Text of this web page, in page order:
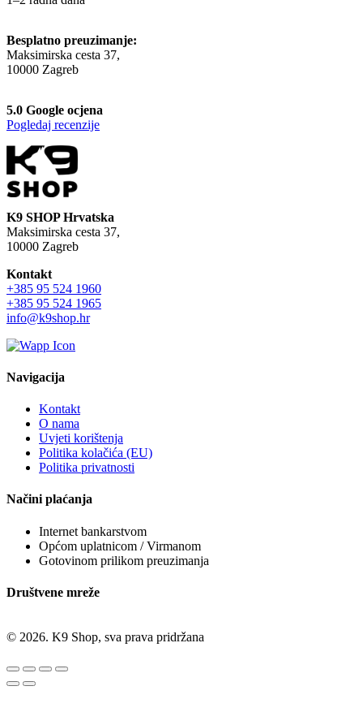
Besplatno preuzimanje:
Maksimirska cesta 37,
10000 Zagreb
5.0 Google ocjena
Pogledaj recenzije
K9 SHOP Hrvatska
Maksimirska cesta 37,
10000 Zagreb
Kontakt
+385 95 524 1960
+385 95 524 1965
info@k9shop.hr
Navigacija
Kontakt
O nama
Uvjeti korištenja
Politika kolačića (EU)
Politika privatnosti
Načini plaćanja
Internet bankarstvom
Općom uplatnicom / Virmanom
Gotovinom prilikom preuzimanja
Društvene mreže
© 2026. K9 Shop, sva prava pridržana